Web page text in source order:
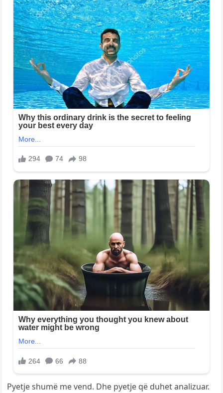
Pyetje shumë me vend. Dhe pyetje që duhet analizuar.